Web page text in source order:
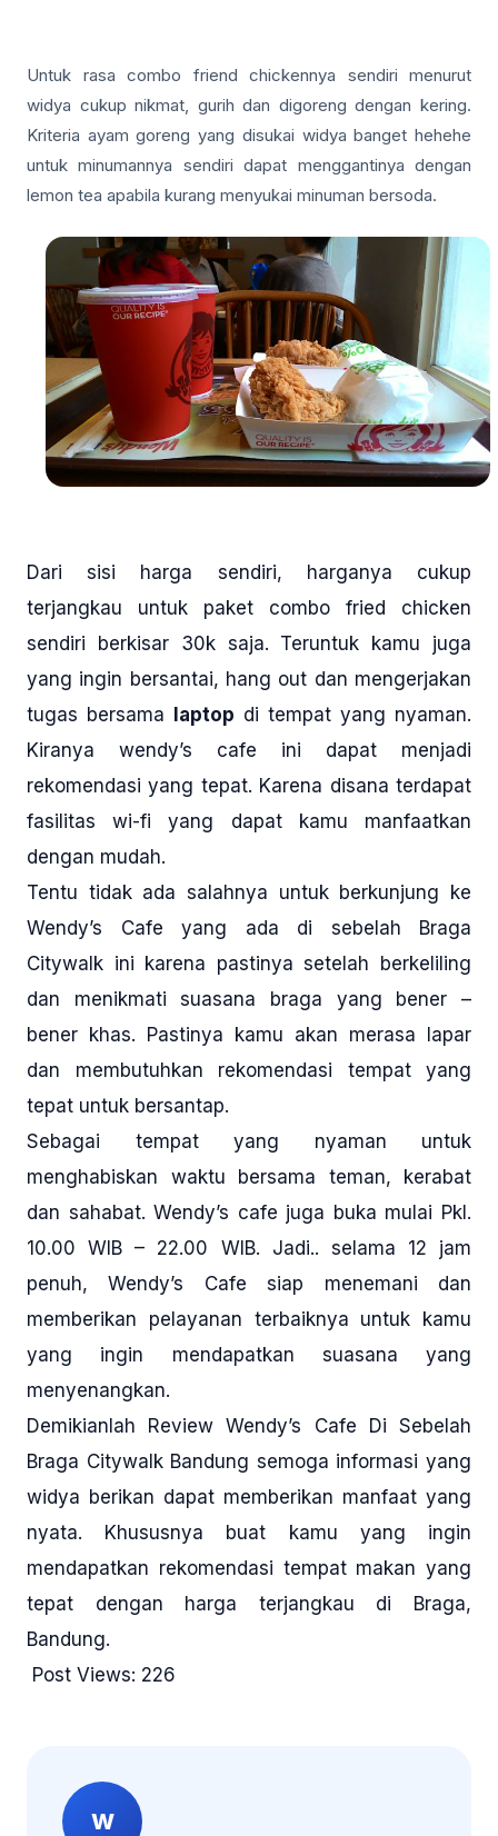
Untuk rasa combo friend chickennya sendiri menurut
widya cukup nikmat, gurih dan digoreng dengan kering.
Kriteria ayam goreng yang disukai widya banget hehehe
untuk minumannya sendiri dapat menggantinya dengan
lemon tea apabila kurang menyukai minuman bersoda.
Dari sisi harga sendiri, harganya cukup
terjangkau untuk paket combo fried chicken
sendiri berkisar 30k saja. Teruntuk kamu juga
yang ingin bersantai, hang out dan mengerjakan
tugas bersama
laptop di tempat yang nyaman.
Kiranya wendy’s cafe ini dapat menjadi
rekomendasi yang tepat. Karena disana terdapat
fasilitas wi-fi yang dapat kamu manfaatkan
dengan mudah.
Tentu tidak ada salahnya untuk berkunjung ke
Wendy’s Cafe yang ada di sebelah Braga
Citywalk ini karena pastinya setelah berkeliling
dan menikmati suasana braga yang bener –
bener khas. Pastinya kamu akan merasa lapar
dan membutuhkan rekomendasi tempat yang
tepat untuk bersantap.
Sebagai tempat yang nyaman untuk
menghabiskan waktu bersama teman, kerabat
dan sahabat. Wendy’s cafe juga buka mulai Pkl.
10.00 WIB – 22.00 WIB. Jadi.. selama 12 jam
penuh, Wendy’s Cafe siap menemani dan
memberikan pelayanan terbaiknya untuk kamu
yang ingin mendapatkan suasana yang
menyenangkan.
Demikianlah Review Wendy’s Cafe Di Sebelah
Braga Citywalk Bandung semoga informasi yang
widya berikan dapat memberikan manfaat yang
nyata. Khususnya buat kamu yang ingin
mendapatkan rekomendasi tempat makan yang
tepat dengan harga terjangkau di Braga,
Bandung.
Post Views: 226
W